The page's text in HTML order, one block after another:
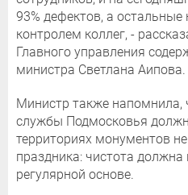
93% дефектов, а остальные
контролем коллег, -
Главного управления
министра Светлана Аипова.
Министр также
службы Подмосковья
территориях монументов
праздника: чистота
регулярной основе.